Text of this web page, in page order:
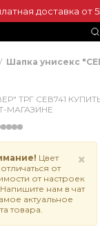
доставка от
Шапка унисекс
×
Цвет
от
от настроек
нам в чат
актуальное
товара.